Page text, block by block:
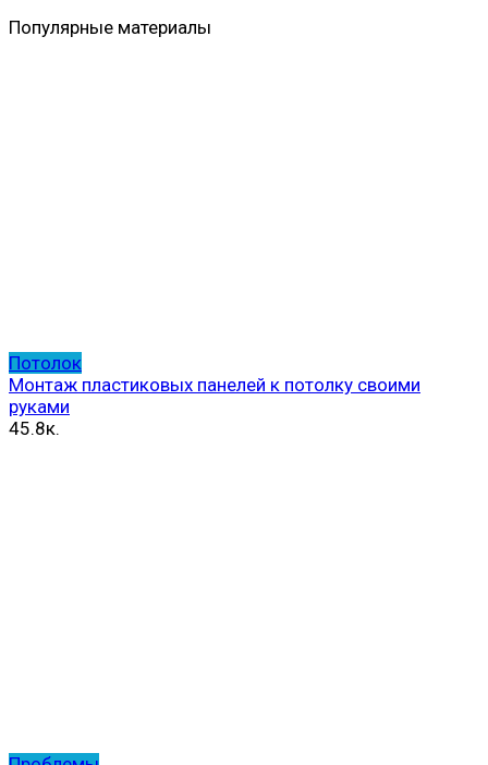
Популярные материалы
Потолок
Монтаж пластиковых панелей к потолку своими
руками
45.8к.